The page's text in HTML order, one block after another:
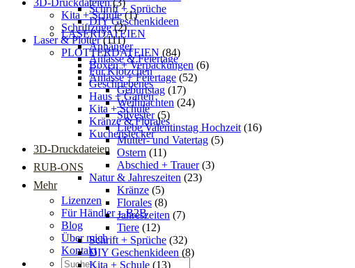
Schrift + Sprüche
DIY Geschenkideen
LASERDATEIEN
Anhänger
Anlässe & Feiertage
Für Klötzchen
Geschriebenes
Haus + Garten
Kita + Schule
Kränze & Florales
Kuchenstecker
3D-Druckdateien
RUB-ONS
Mehr
Lizenzen
Für Händler – B2B
Blog
Über mich
Kontakt
Suchen
Kita + Schule (1)
Schriftzüge (2)
Laser & Plotter (111)
PLOTTERDATEIEN (84)
Boxen + Verpackungen (6)
Anlässe + Feiertage (52)
Geburtstag (17)
Weihnachten (24)
Silvester (5)
Liebe Valentinstag Hochzeit (16)
Mutter- und Vatertag (5)
Ostern (11)
Abschied + Trauer (3)
Natur & Jahreszeiten (23)
Kränze (5)
Florales (8)
Jahreszeiten (7)
Tiere (12)
Schrift + Sprüche (32)
DIY Geschenkideen (8)
Kita + Schule (13)